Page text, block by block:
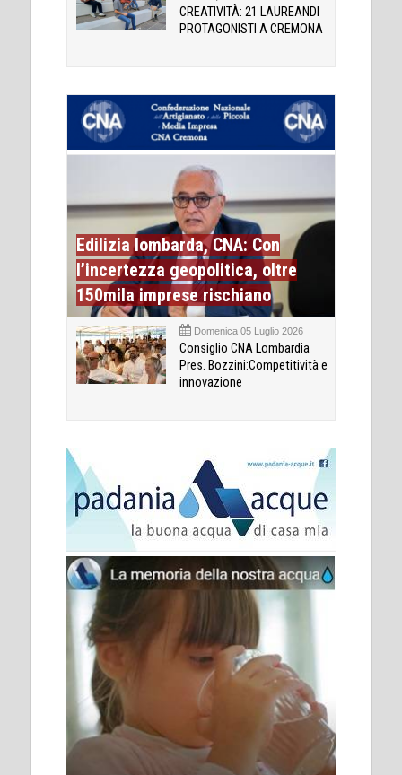
CREATIVITÀ: 21 LAUREANDI
PROTAGONISTI A CREMONA
Edilizia lombarda, CNA: Con
l’incertezza geopolitica, oltre
150mila imprese rischiano
Domenica 05 Luglio 2026
Consiglio CNA Lombardia
Pres. Bozzini:Competitività e
innovazione